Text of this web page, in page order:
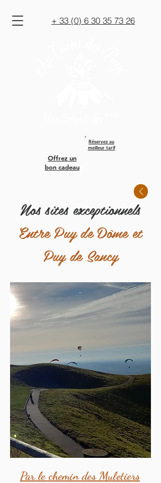
Réservez au
meilleur tarif
+ 33 (0) 6 30 35 73 26
Offrez un
bon cadeau
Nos sites exceptionnels
Entre Puy de Dôme et
Puy de Sancy
Par le chemin des Muletiers